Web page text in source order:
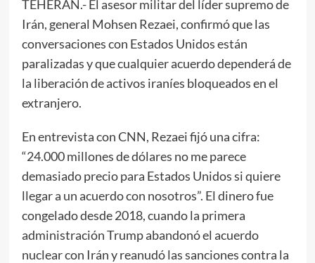
TEHERÁN.- El asesor militar del líder supremo de
Irán, general Mohsen Rezaei, confirmó que las
conversaciones con Estados Unidos están
paralizadas y que cualquier acuerdo dependerá de
la liberación de activos iraníes bloqueados en el
extranjero.
En entrevista con CNN, Rezaei fijó una cifra:
“24.000 millones de dólares no me parece
demasiado precio para Estados Unidos si quiere
llegar a un acuerdo con nosotros”. El dinero fue
congelado desde 2018, cuando la primera
administración Trump abandonó el acuerdo
nuclear con Irán y reanudó las sanciones contra la